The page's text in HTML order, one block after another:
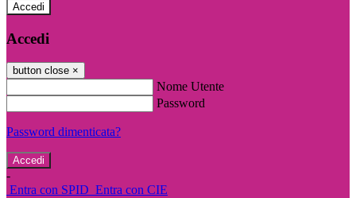
Accedi
Accedi
button close ×
Nome Utente
Password
Password dimenticata?
-
Entra con SPID Entra con CIE